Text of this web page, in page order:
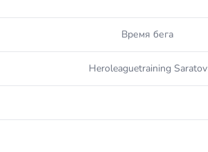
Время бега
Heroleaguetraining Saratov